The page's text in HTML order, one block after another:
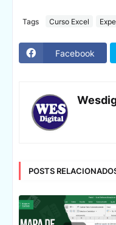
Tags Curso Excel
Facebook
POSTS